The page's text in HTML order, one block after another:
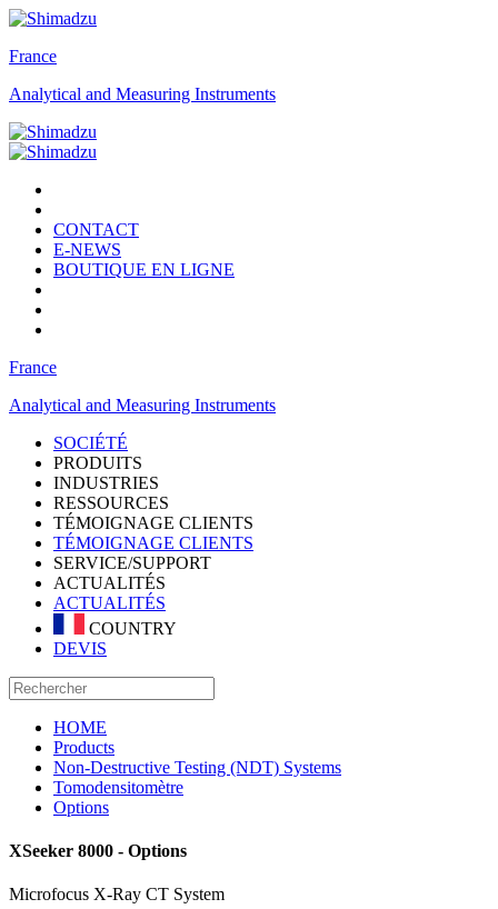
France
Analytical and Measuring Instruments
CONTACT
E-NEWS
BOUTIQUE EN LIGNE
France
Analytical and Measuring Instruments
SOCIÉTÉ
PRODUITS
INDUSTRIES
RESSOURCES
TÉMOIGNAGE CLIENTS
TÉMOIGNAGE CLIENTS
SERVICE/SUPPORT
ACTUALITÉS
ACTUALITÉS
COUNTRY
DEVIS
HOME
Products
Non-Destructive Testing (NDT) Systems
Tomodensitomètre
Options
XSeeker 8000 - Options
Microfocus X-Ray CT System